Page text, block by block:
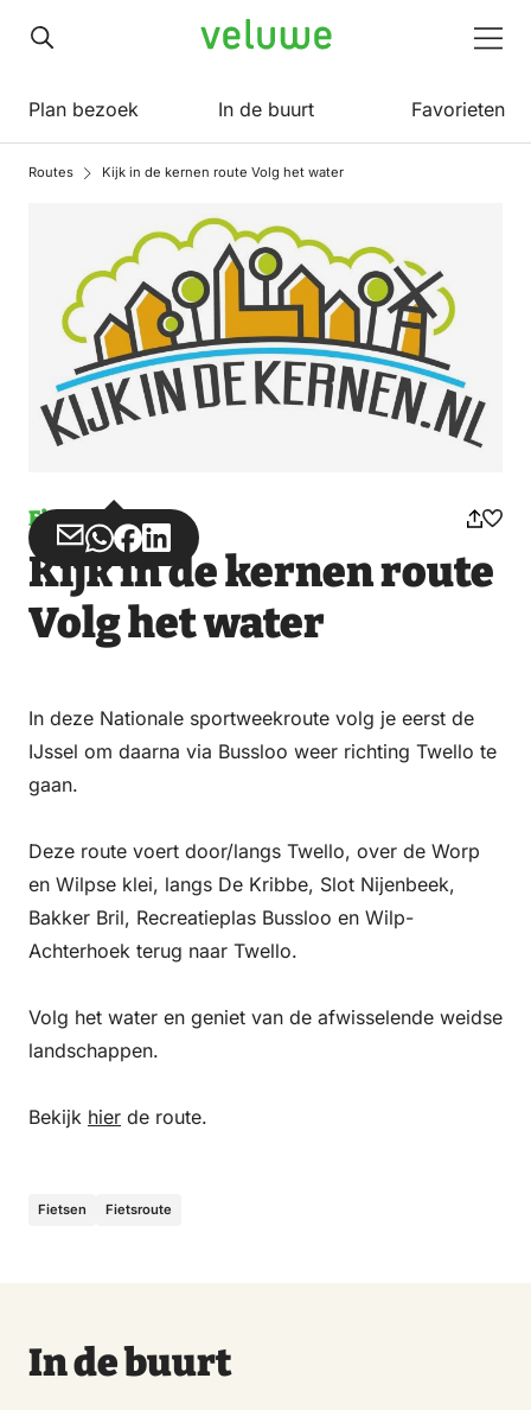
Veluwe
Plan bezoek In de buurt Favorieten
Routes Kijk in de kernen route Volg het water
Fietsen
Deel
via
Email
Deel
via
WhatsApp
Deel
op
Facebook
Deel
op
LinkedIn
Kijk in de kernen route
Volg het water
In deze Nationale sportweekroute volg je eerst de
IJssel om daarna via Bussloo weer richting Twello te
gaan.
Deze route voert door/langs Twello, over de Worp
en Wilpse klei, langs De Kribbe, Slot Nijenbeek,
Bakker Bril, Recreatieplas Bussloo en Wilp-
Achterhoek terug naar Twello.
Volg het water en geniet van de afwisselende weidse
landschappen.
Bekijk hier de route.
Fietsen Fietsroute
In de buurt